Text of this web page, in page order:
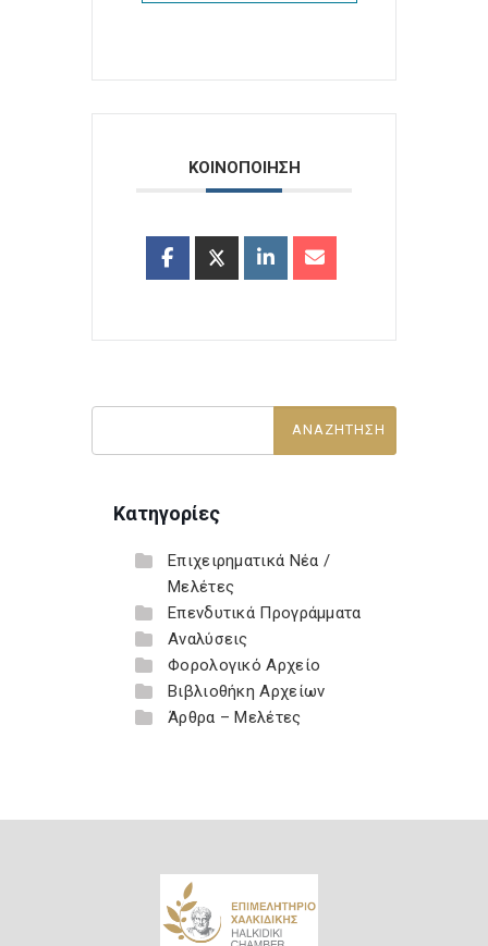
ΚΟΙΝΟΠΟΙΗΣΗ
Κατηγορίες
Επιχειρηματικά Νέα /
Μελέτες
Επενδυτικά Προγράμματα
Αναλύσεις
Φορολογικό Αρχείο
Βιβλιοθήκη Αρχείων
Άρθρα – Μελέτες